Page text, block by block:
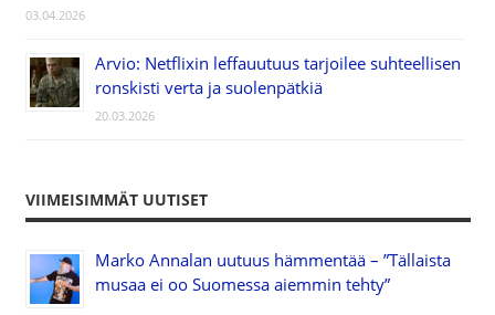
03.04.2026
Arvio: Netflixin leffauutuus tarjoilee suhteellisen
ronskisti verta ja suolenpätkiä
20.03.2026
VIIMEISIMMÄT UUTISET
Marko Annalan uutuus hämmentää – ”Tällaista
musaa ei oo Suomessa aiemmin tehty”